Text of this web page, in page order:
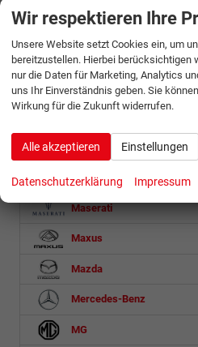
Jaecoo
Jeep
KGM
Lynk & Co
MAN
Maserati
Maxus
Mazda
Mercedes-Benz
MG
Wir respektieren Ihre
Unsere Website setzt Cookies ein, um
bereitzustellen. Hierbei berücksichtigen
nur die Daten für Marketing, Analytics
uns Ihr Einverständnis geben. Sie
Wirkung für die Zukunft widerrufen.
Alle akzeptieren Einstellungen
Datenschutzerklärung Impressum